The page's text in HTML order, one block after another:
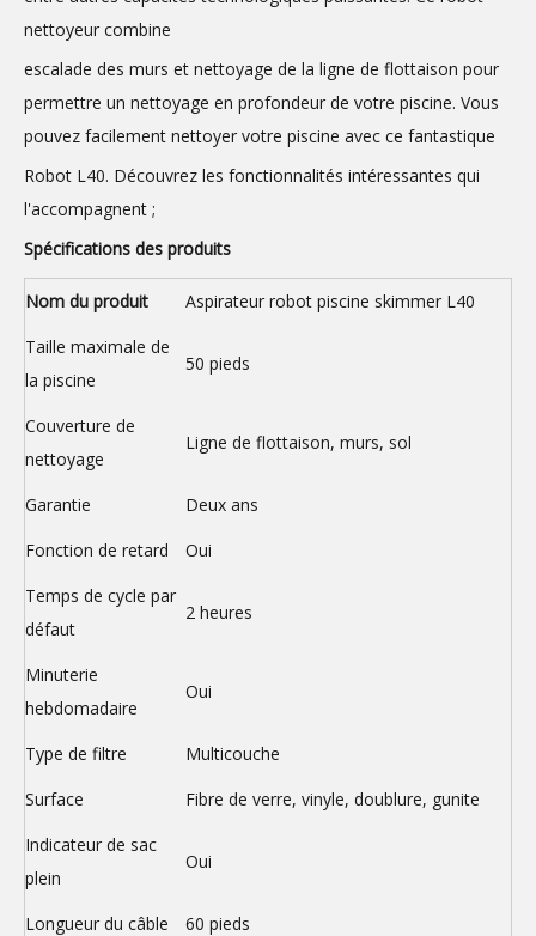
nettoyeur combine
escalade des murs et nettoyage de la ligne de flottaison pour
permettre un nettoyage en profondeur de votre piscine. Vous
pouvez facilement nettoyer votre piscine avec ce fantastique
Robot L40. Découvrez les fonctionnalités intéressantes qui
l'accompagnent ;
Spécifications des produits
Nom du produit
Aspirateur robot piscine skimmer L40
Taille maximale de
la piscine
50 pieds
Couverture de
nettoyage
Ligne de flottaison, murs, sol
Garantie
Deux ans
Fonction de retard
Oui
Temps de cycle par
défaut
2 heures
Minuterie
hebdomadaire
Oui
Type de filtre
Multicouche
Surface
Fibre de verre, vinyle, doublure, gunite
Indicateur de sac
plein
Oui
Longueur du câble
60 pieds